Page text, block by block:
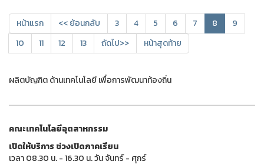
หน้าแรก << ย้อนกลับ 3 4 5 6 7 8
9
10
11 12 13 ถัดไป>> หน้าสุดท้าย
ผลิตบัญฑิต ด้านเทคโนโลยี เพื่อการพัฒนาท้องถิ่น
คณะเทคโนโลยีอุตสาหกรรม
เปิดให้บริการ ช่วงเปิดภาคเรียน
เวลา 08.30 น. - 16.30 น. วัน จันทร์ - ศุกร์